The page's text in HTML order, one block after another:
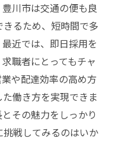
川市は交通の便も良
るため、短時間で多
近では、即日採用を
職者にとってもチャ
や配達効率の高め方
働き方を実現できま
その魅力をしっかり
戦してみるのはいか